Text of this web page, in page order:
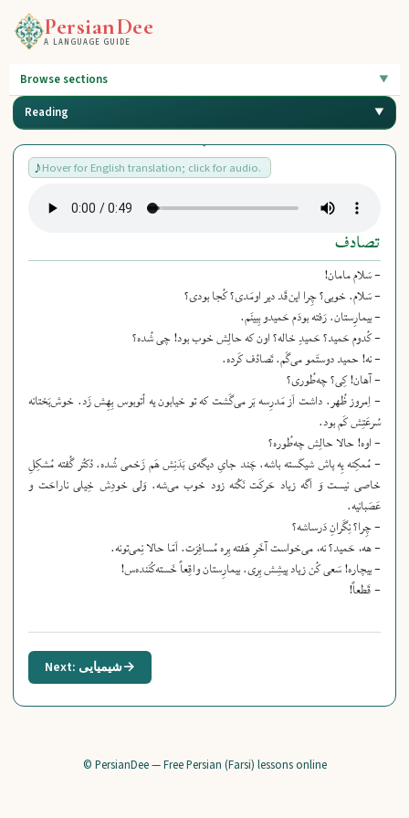
PersianDee
A LANGUAGE GUIDE
Browse sections
Reading
Hover for English translation; click for audio.
تصادف
- سَلام مامان!
- سَلام. خوبی؟چِرا این‌قَد دیر اومَدی؟ کُجا بودی؟
- بیمارِستان.رَفته بودَم حَمیدو بِبینَم.
- کُدوم حَمید؟ حَمیدِ خاله؟اون که حالِش خوب بود! چی شُده؟
- نه! حمید دوستَمو می‌گَم.تَصادُف کَرده.
- آهان! کِی؟ چه‌طُوری؟
- اِمروز ظُهر.داشت اَز مَدرِسه بَر می‌گَشت که تو خیابون یه اُتوبوس بِهِش زَد. خوش‌بَختانه
سُرعَتِش کَم بود.
- اوه! حالا حالِش چه‌طُوره؟
- مُمکِنه یِه پاش شیکَسته باشه.چَند جایِ دیگه‌ی بَدَنِش هَم زَخمی شُده.دُکتُر گُفته مُشکِلِ
خاصی نیست وَ اَگه زیاد حَرکَت نَکُنه زود خوب می‌شه.وَلی خودِش خِیلی ناراحَت و
عَصَبانیه.
- چِرا؟ نِگَرانِ دَرساشه؟
- هه، حَمید؟نه، می‌خواست آخَرِ هَفته بِره مُسافِرَت.اَمّا حالا نِمی‌تونه.
- بیچاره!سَعی کُن زیاد پیشِش بِری.بیمارِستان واقِعاً خَسته‌کُنَنده‌س!
- قَطعاً!
Next: شیمیایی→
© PersianDee — Free Persian (Farsi) lessons online